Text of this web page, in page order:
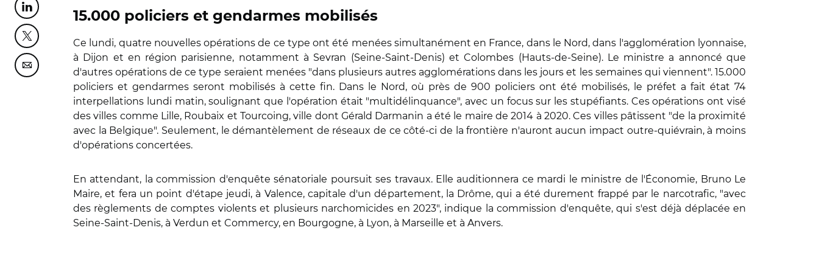
Partager cette page sur Linkedin
Partager cette page sur Twitter
Partager cette page sur Courriel
15.000 policiers et gendarmes mobilisés
Ce lundi, quatre nouvelles opérations de ce type ont été menées simultanément en France, dans le Nord, dans l'agglomération lyonnaise,
à Dijon et en région parisienne, notamment à Sevran (Seine-Saint-Denis) et Colombes (Hauts-de-Seine). Le ministre a annoncé que
d'autres opérations de ce type seraient menées "dans plusieurs autres agglomérations dans les jours et les semaines qui viennent". 15.000
policiers et gendarmes seront mobilisés à cette fin. Dans le Nord, où près de 900 policiers ont été mobilisés, le préfet a fait état 74
interpellations lundi matin, soulignant que l'opération était "multidélinquance", avec un focus sur les stupéfiants. Ces opérations ont visé
des villes comme Lille, Roubaix et Tourcoing, ville dont Gérald Darmanin a été le maire de 2014 à 2020. Ces villes pâtissent "de la proximité
avec la Belgique". Seulement, le démantèlement de réseaux de ce côté-ci de la frontière n'auront aucun impact outre-quiévrain, à moins
d'opérations concertées.
En attendant, la commission d'enquête sénatoriale poursuit ses travaux. Elle auditionnera ce mardi le ministre de l'Économie, Bruno Le
Maire, et fera un point d'étape jeudi, à Valence, capitale d'un département, la Drôme, qui a été durement frappé par le narcotrafic, "avec
des règlements de comptes violents et plusieurs narchomicides en 2023", indique la commission d'enquête, qui s'est déjà déplacée en
Seine-Saint-Denis, à Verdun et Commercy, en Bourgogne, à Lyon, à Marseille et à Anvers.